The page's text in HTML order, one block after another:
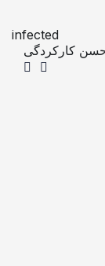
infected
حسن کارکردگی
وصول کرلیا